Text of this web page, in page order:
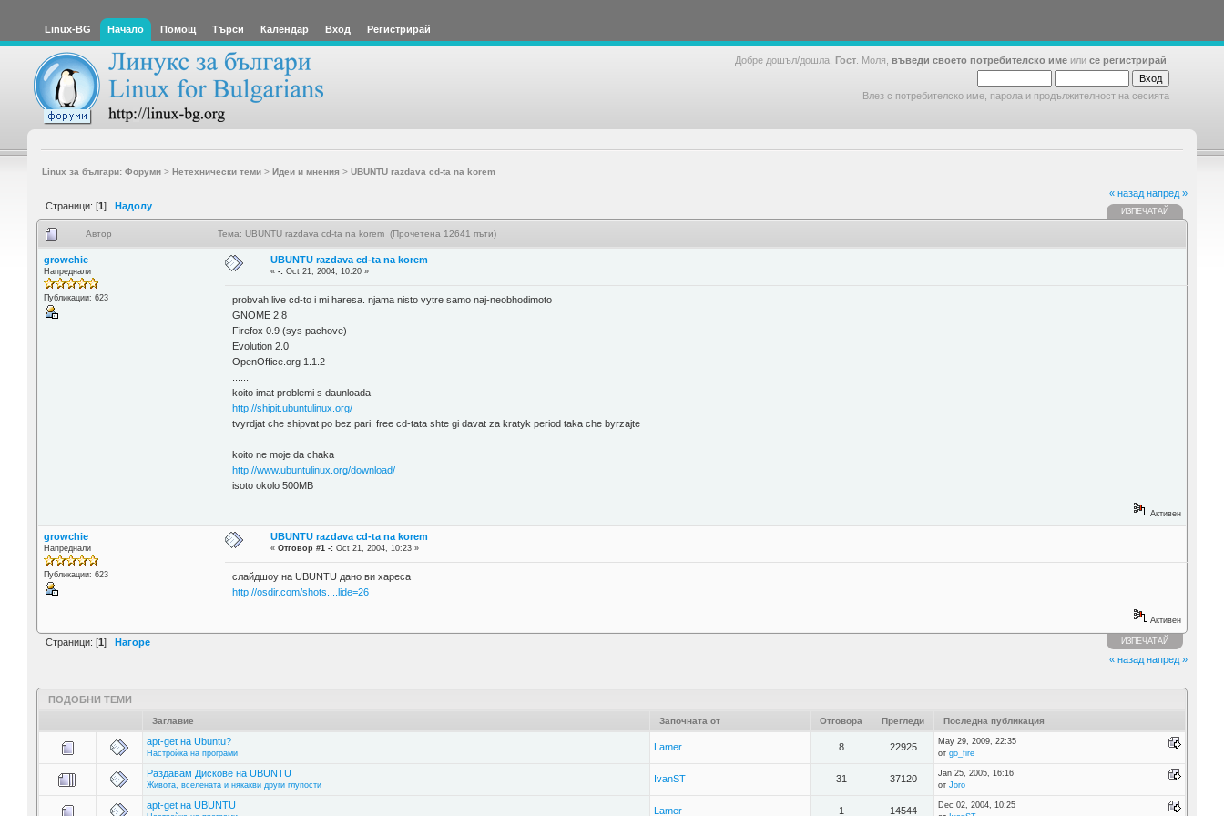
Linux-BG Начало Помощ Търси Календар Вход Регистрирай
Добре дошъл/дошла, Гост . Моля, въведи своето потребителско име или се регистрирай
Влез с потребителско име, парола и продължителност на сесията
Linux за българи: Форуми> Нетехнически теми> Идеи и мнения > UBUNTU razdava cd-ta na korem
Страници: [1] Надолу
« назад напред »
ИЗПЕЧАТАЙ
Автор Тема: UBUNTU razdava cd-ta na korem (Прочетена 12641 пъти)
growchie
Напреднали
Публикации: 623
UBUNTU razdava cd-ta na korem
«-: Oct 21, 2004, 10:20 »
probvah live cd-to i mi haresa. njama nisto vytre samo naj-neobhodimoto
GNOME 2.8
Firefox 0.9 (sys pachove)
Evolution 2.0
OpenOffice.org 1.1.2
koito imat problemi s daunloada
http://shipit.ubuntulinux.org/
tvyrdjat che shipvat po bez pari. free cd-tata shte gi davat za kratyk period taka che byrzajte
koito ne moje da chaka
http://www.ubuntulinux.org/download/
isoto okolo 500MB
Активен
growchie
Напреднали
Публикации: 623
UBUNTU razdava cd-ta na korem
«Отговор #1 -: Oct 21, 2004, 10:23 »
слайдшоу на UBUNTU дано ви хареса
http://osdir.com/shots....lide=26
Активен
Страници: [1] Нагоре ИЗПЕЧАТАЙ
« назад напред »
ПОДОБНИ ТЕМИ
Заглавие Започната от Отговора Прегледи Последна публикация
apt-get на Ubuntu?
Настройка на програми
Lamer 8 22925
May 29, 2009, 22:35
от go_fire
Раздавам Дискове на UBUNTU
Живота, вселената и някакви други глупости
IvanST 31 37120
Jan 25, 2005, 16:16
от Joro
apt-get на UBUNTU Lamer 1 14544
Dec 02, 2004, 10:25